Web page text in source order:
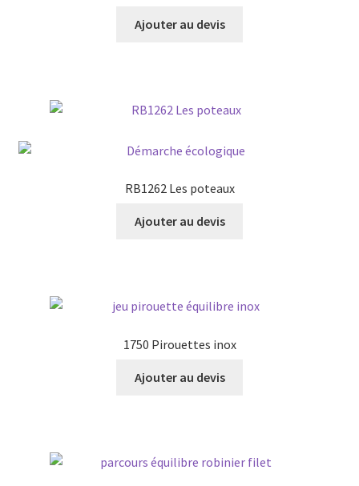
Ajouter au devis
RB1262 Les poteaux
Ajouter au devis
1750 Pirouettes inox
Ajouter au devis